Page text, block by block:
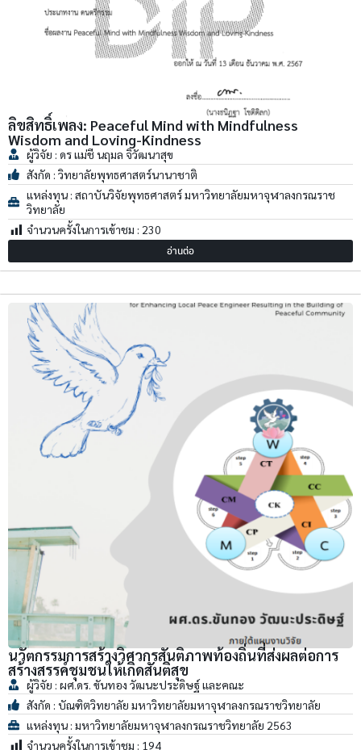
ลิขสิทธิ์เพลง: Peaceful Mind with Mindfulness
Wisdom and Loving-Kindness
ผู้วิจัย : ดร แม่ชี นฤมล จิวัฒนาสุข
สังกัด : วิทยาลัยพุทธศาสตร์นานาชาติ
แหล่งทุน : สถาบันวิจัยพุทธศาสตร์ มหาวิทยาลัยมหาจุฬาลงกรณราช
วิทยาลัย
จำนวนครั้งในการเข้าชม : 230
อ่านต่อ
นวัตกรรมการสร้างวิศวกรสันติภาพท้องถิ่นที่ส่งผลต่อการ
สร้างสรรค์ชุมชนให้เกิดสันติสุข
ผู้วิจัย : ผศ.ดร. ขันทอง วัฒนะประดิษฐ์ และคณะ
สังกัด : บัณฑิตวิทยาลัย มหาวิทยาลัยมหาจุฬาลงกรณราชวิทยาลัย
แหล่งทุน : มหาวิทยาลัยมหาจุฬาลงกรณราชวิทยาลัย 2563
จำนวนครั้งในการเข้าชม : 194